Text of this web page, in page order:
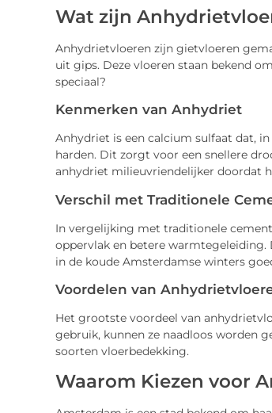
Wat zijn
Anhydrietvloeren zijn gietvloeren
uit gips. Deze vloeren staan bekend
speciaal?
Kenmerken van Anhydriet
Anhydriet is een calcium sulfaat dat,
harden. Dit zorgt voor een snellere
anhydriet milieuvriendelijker doordat
Verschil met Traditionele
In vergelijking met traditionele
oppervlak en betere
in de koude Amsterdamse winters
Voordelen van
Het grootste voordeel van
gebruik, kunnen ze naadloos worden
soorten vloerbedekking.
Waarom Kiezen voor